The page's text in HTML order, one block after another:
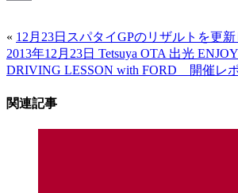
« 12月23日スパタイGPのリザルトを更
2013年12月23日 Tetsuya OTA 出光
DRIVING LESSON with FORD 開催レ
関連記事